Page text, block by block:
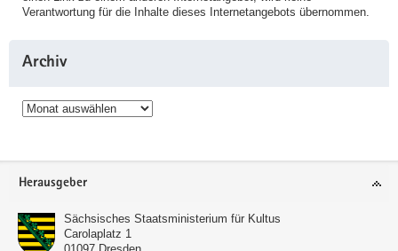
Verantwortung für die Inhalte dieses Internetangebots übernommen.
Archiv
Archiv
Service
Herausgeber
Sächsisches Staatsministerium für Kultus
Carolaplatz 1